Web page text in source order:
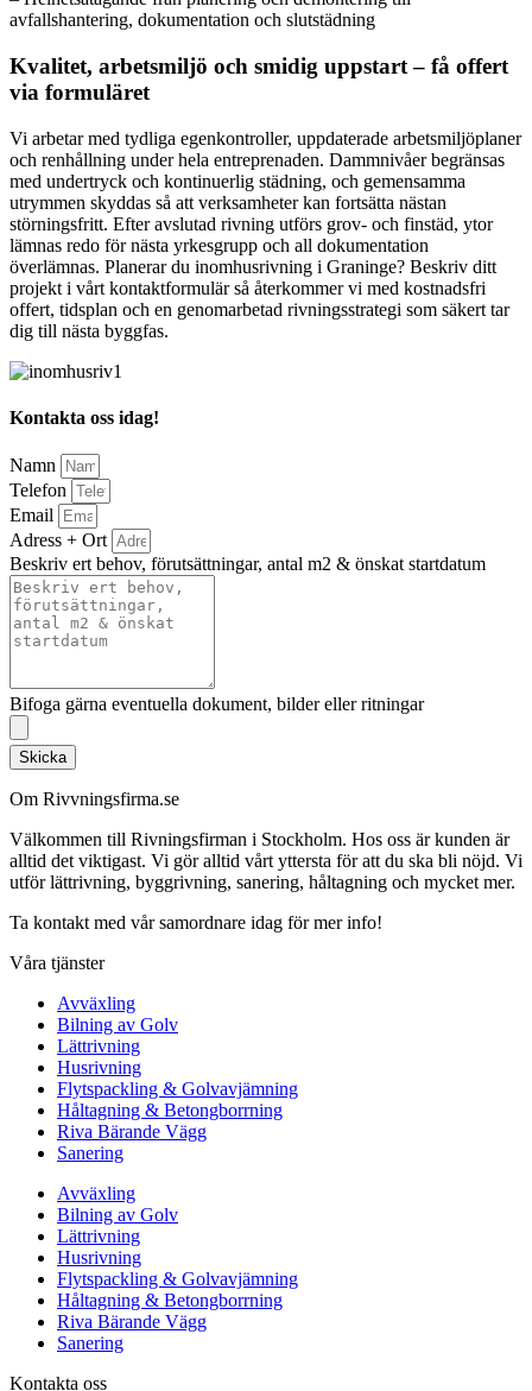
avfallshantering, dokumentation och slutstädning
Kvalitet, arbetsmiljö och smidig uppstart – få offert
via formuläret
Vi arbetar med tydliga egenkontroller, uppdaterade arbetsmiljöplaner
och renhållning under hela entreprenaden. Dammnivåer begränsas
med undertryck och kontinuerlig städning, och gemensamma
utrymmen skyddas så att verksamheter kan fortsätta nästan
störningsfritt. Efter avslutad rivning utförs grov- och finstäd, ytor
lämnas redo för nästa yrkesgrupp och all dokumentation
överlämnas. Planerar du inomhusrivning i Graninge? Beskriv ditt
projekt i vårt kontaktformulär så återkommer vi med kostnadsfri
offert, tidsplan och en genomarbetad rivningsstrategi som säkert tar
dig till nästa byggfas.
Kontakta oss idag!
Namn
Telefon
Email
Adress + Ort
Beskriv ert behov, förutsättningar, antal m2 & önskat startdatum
Bifoga gärna eventuella dokument, bilder eller ritningar
Skicka
Om Rivvningsfirma.se
Välkommen till Rivningsfirman i Stockholm. Hos oss är kunden är
alltid det viktigast. Vi gör alltid vårt yttersta för att du ska bli nöjd. Vi
utför lättrivning, byggrivning, sanering, håltagning och mycket mer.
Ta kontakt med vår samordnare idag för mer info!
Våra tjänster
Avväxling
Bilning av Golv
Lättrivning
Husrivning
Flytspackling & Golvavjämning
Håltagning & Betongborrning
Riva Bärande Vägg
Sanering
Avväxling
Bilning av Golv
Lättrivning
Husrivning
Flytspackling & Golvavjämning
Håltagning & Betongborrning
Riva Bärande Vägg
Sanering
Kontakta oss